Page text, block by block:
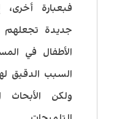
فبعبارة أخرى،
جديدة تجعلهم
الأطفال في
السبب الدقيق
ولكن